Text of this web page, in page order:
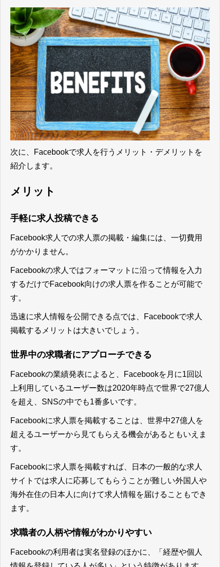
次に、Facebookで求人を行うメリット・デメリットを
紹介します。
メリット
手軽に求人投稿できる
Facebook求人での求人票の掲載・編集には、一切費用
がかかりません。
Facebookの求人ではフォーマットに沿って情報を入力
するだけでFacebook向けの求人票を作ることが可能で
す。
迅速に求人情報を公開できる点では、Facebookで求人
掲載するメリットは大きいでしょう。
世界中の求職者にアプローチできる
Facebookの業績発表によると、Facebookを月に1回以
上利用しているユーザー数は2020年時点で世界で27億人
を超え、SNSの中でも1番多いです。
Facebookに求人票を掲載することは、世界中27億人を
超えるユーザーから見てもらえる機会があるともいえま
す。
Facebookに求人票を掲載すれば、日本の一般的な求人
サイトでは求人に応募してもらうことが難しい外国人や
海外在住の日本人に向けて求人情報を届けることもでき
ます。
求職者の人柄や情報がわかりやすい
Facebookの利用者は実名登録のほかに、「経歴や個人